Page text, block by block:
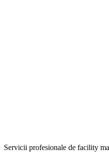
Servicii profesionale de facility